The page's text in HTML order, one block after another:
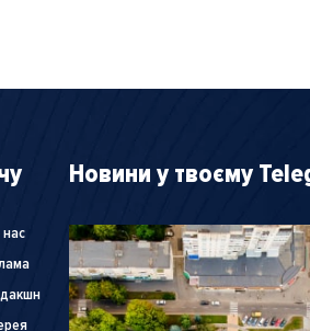
Новини у твоєму